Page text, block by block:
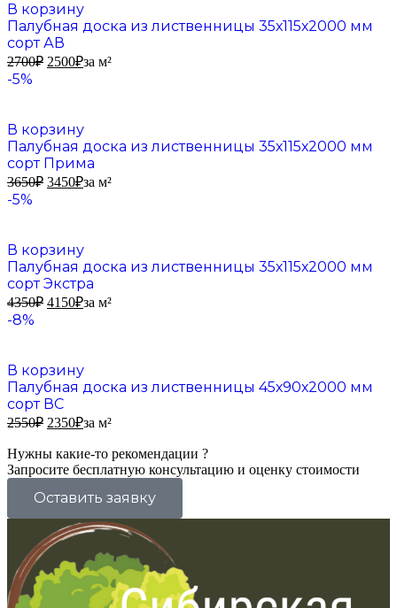
В корзину
Палубная доска из лиственницы 35х115х2000 мм
сорт АВ
2700₽ 2500₽за м²
-5%
В корзину
Палубная доска из лиственницы 35х115х2000 мм
сорт Прима
3650₽ 3450₽за м²
-5%
В корзину
Палубная доска из лиственницы 35х115х2000 мм
сорт Экстра
4350₽ 4150₽за м²
-8%
В корзину
Палубная доска из лиственницы 45х90х2000 мм
сорт ВС
2550₽ 2350₽за м²
Нужны какие-то рекомендации ?
Запросите бесплатную консультацию и оценку стоимости
Оставить заявку